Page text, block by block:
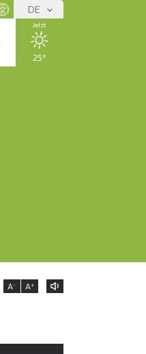
Panneau d'accessibilité
DE
Jetzt
25
A- A+